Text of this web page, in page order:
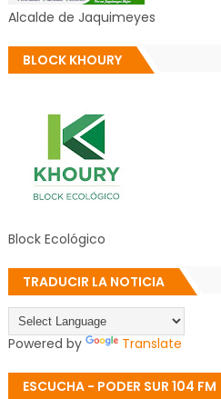
Alcalde de Jaquimeyes
BLOCK KHOURY
Block Ecológico
TRADUCIR LA NOTICIA
Powered by Translate
ESCUCHA - PODER SUR 104 FM